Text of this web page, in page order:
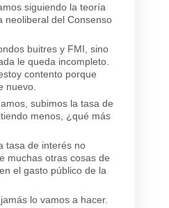
siguiendo la teoría
neoliberal del Consenso
buitres y FMI, sino
le queda incompleto.
contento porque
nuevo.
subimos la tasa de
menos, ¿qué más
tasa de interés no
muchas otras cosas de
el gasto público de la
lo vamos a hacer.